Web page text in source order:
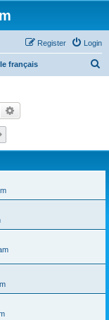
Login
Register
français
Search